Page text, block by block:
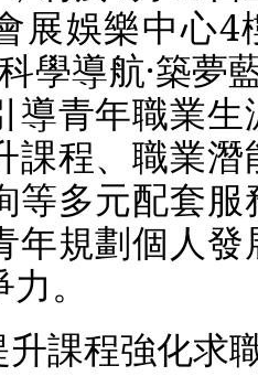
展娛樂中心4
學導航·築夢
導青年職業生
課程、職業潛
等多元配套服
年規劃個人發
。
課程強化求